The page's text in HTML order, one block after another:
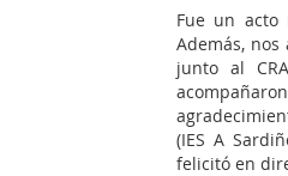
Fue un acto
Además,
junto al
(IES A
felicitó en